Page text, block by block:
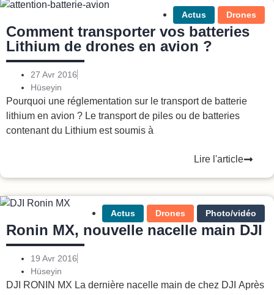
Actus Drones
Comment transporter vos batteries
Lithium de drones en avion ?
27 Avr 2016
Hüseyin
Pourquoi une réglementation sur le transport de batterie
lithium en avion ? Le transport de piles ou de batteries
contenant du Lithium est soumis à
Lire l'article
Actus Drones Photo/vidéo
Ronin MX, nouvelle nacelle main DJI
19 Avr 2016
Hüseyin
DJI RONIN MX La dernière nacelle main de chez DJI Après